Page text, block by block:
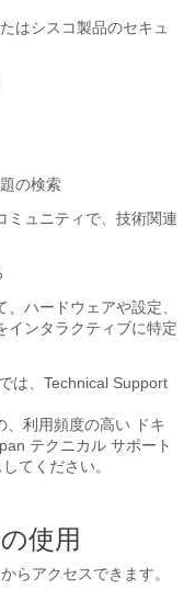
はシスコ製品のセキュ
の検索
ミュニティで、技術関連
ハードウェアや設定、
インタラクティブに特定
は、Technical Support
、利用頻度の高い ドキ
テクニカル サポート
てください。
使用
らアクセスできます。